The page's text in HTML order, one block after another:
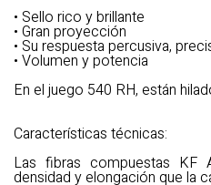
• Sello rico y brillante
• Gran proyección
• Su respuesta percusiva,
• Volumen y potencia
En el juego 540 RH, están
Características técnicas:
Las fibras compuestas KF
densidad y elongación que la